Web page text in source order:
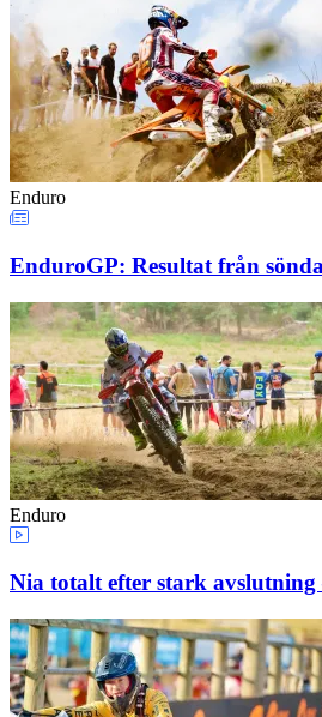
Enduro
EnduroGP: Resultat från
Enduro
Nia totalt efter stark